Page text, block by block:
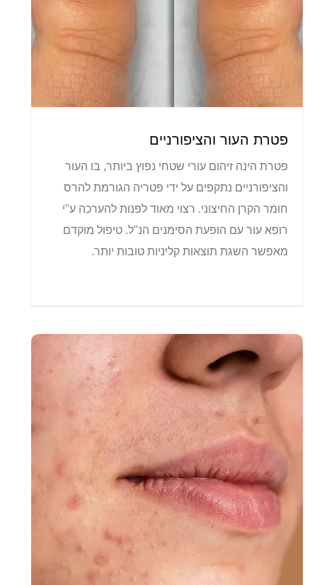
פטרת העור והציפורניים
פטרת הינה זיהום עורי שטחי נפוץ ביותר, בו העור
והציפורניים נתקפים על ידי פטריה הגורמת להרס
חומר הקרן החיצוני. רצוי מאוד לפנות להערכה ע"י
רופא עור עם הופעת הסימנים הנ"ל. טיפול מוקדם
מאפשר השגת תוצאות קליניות טובות יותר.